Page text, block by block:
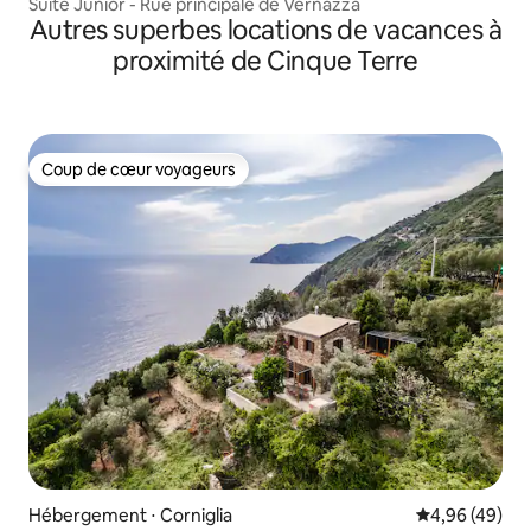
Suite Junior - Rue principale de Vernazza
Autres superbes locations de vacances à
proximité de Cinque Terre
Coup de cœur voyageurs
Coup de cœur voyageurs
Hébergement ⋅ Corniglia Évaluation
4,96 (49)